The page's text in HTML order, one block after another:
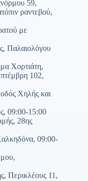
59,
ραντεβού,
με
Παλαιολόγου
Χορτιάτη,
102,
Χηλής και
09:00-15:00
28ης
09:00-
11,